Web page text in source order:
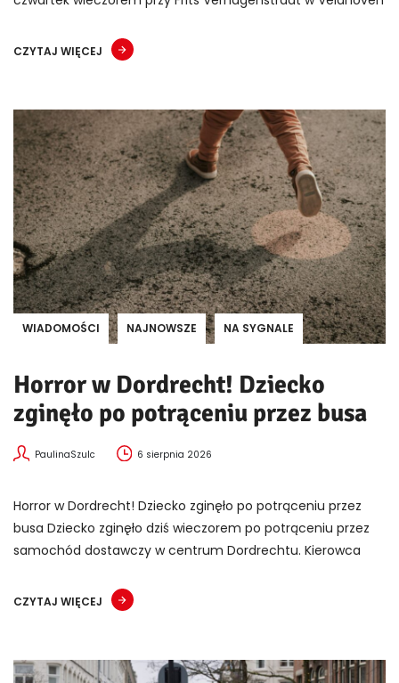
CZYTAJ WIĘCEJ
WIADOMOŚCI NAJNOWSZE NA SYGNALE
Horror w Dordrecht! Dziecko
zginęło po potrąceniu przez busa
PaulinaSzulc 6 sierpnia 2026
Horror w Dordrecht! Dziecko zginęło po potrąceniu przez
busa Dziecko zginęło dziś wieczorem po potrąceniu przez
samochód dostawczy w centrum Dordrechtu. Kierowca
CZYTAJ WIĘCEJ